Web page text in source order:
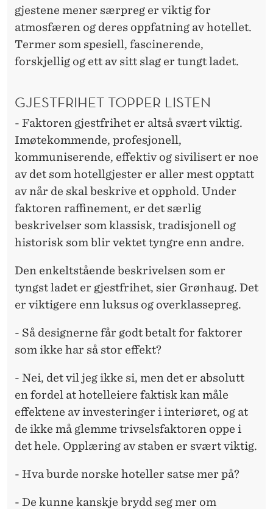
gjestene mener særpreg er viktig for
atmosfæren og deres oppfatning av hotellet.
Termer som spesiell, fascinerende,
forskjellig og ett av sitt slag er tungt ladet.
GJESTFRIHET TOPPER LISTEN
- Faktoren gjestfrihet er altså svært viktig.
Imøtekommende, profesjonell,
kommuniserende, effektiv og sivilisert er noe
av det som hotellgjester er aller mest opptatt
av når de skal beskrive et opphold. Under
faktoren raffinement, er det særlig
beskrivelser som klassisk, tradisjonell og
historisk som blir vektet tyngre enn andre.
Den enkeltstående beskrivelsen som er
tyngst ladet er gjestfrihet, sier Grønhaug. Det
er viktigere enn luksus og overklassepreg.
- Så designerne får godt betalt for faktorer
som ikke har så stor effekt?
- Nei, det vil jeg ikke si, men det er absolutt
en fordel at hotelleiere faktisk kan måle
effektene av investeringer i interiøret, og at
de ikke må glemme trivselsfaktoren oppe i
det hele. Opplæring av staben er svært viktig.
- Hva burde norske hoteller satse mer på?
- De kunne kanskje brydd seg mer om